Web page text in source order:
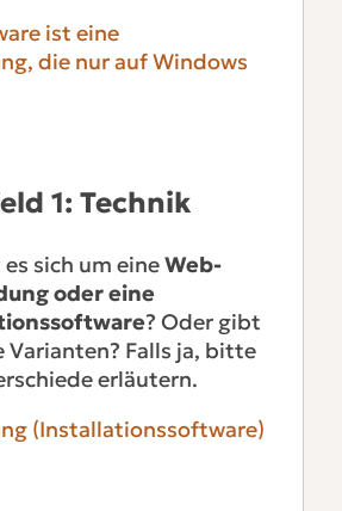
ist eine
die nur auf Windows
1: Technik
sich um eineWeb-
oder eine
? Oder gibt
Varianten? Falls ja, bitte
erläutern.
(Installationssoftware)